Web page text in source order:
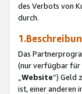
des Verbots von
durch.
Das
(nur verfügbar für
Website“) Geld
ist, einer anderen